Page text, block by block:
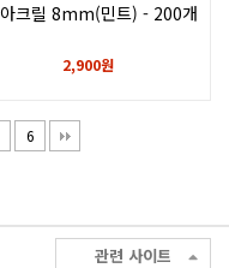
크릴 8mm(민트) - 200개
2,900원
6
관련 사이트